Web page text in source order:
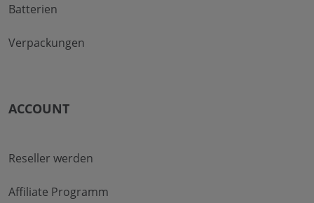
Batterien
Verpackungen
ACCOUNT
Reseller werden
Affiliate Programm